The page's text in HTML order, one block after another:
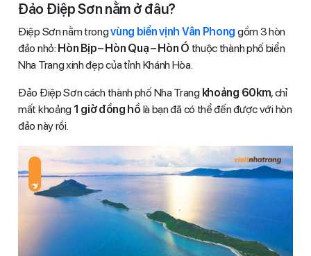
Đảo Điệp Sơn nằm ở đâu?
Điệp Sơn nằm trongvùng biển vịnh Vân Phong gồm 3 hòn
đảo nhỏ: Hòn Bịp – Hòn Quạ – Hòn Ó thuộc thành phố biển
Nha Trang xinh đẹp của tỉnh Khánh Hòa.
Đảo Điệp Sơn cách thành phố Nha Trang khoảng 60km, chỉ
mất khoảng 1 giờ đồng hồ là bạn đã có thể đến được với hòn
đảo này rồi.